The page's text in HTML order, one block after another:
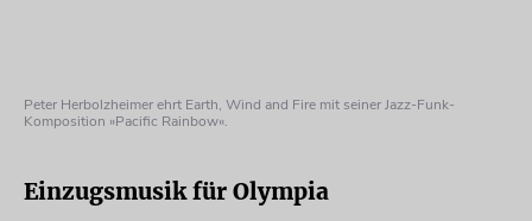
Peter Herbolzheimer ehrt Earth, Wind and Fire mit seiner Jazz-Funk-
Komposition »Pacific Rainbow«.
Einzugsmusik für Olympia